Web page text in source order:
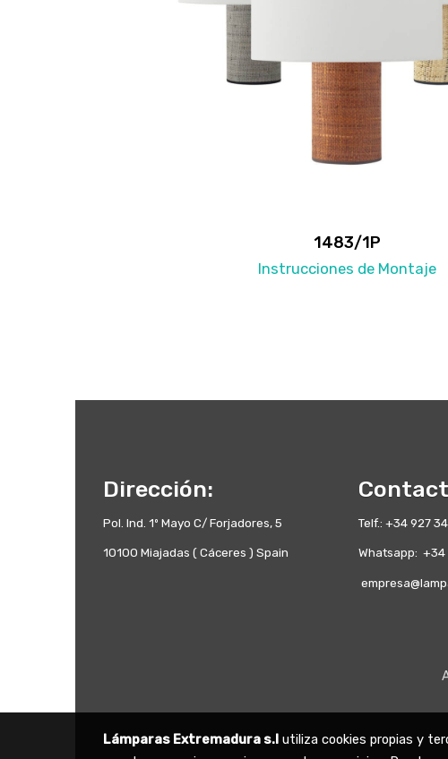
1483/1P
Instrucciones de Montaje
Dirección:
Pol. Ind. 1º Mayo C/ Forjadores, 5
10100 Miajadas ( Cáceres ) Spain
Telf.: +34 927
Whatsapp: +34
Lámparas Extremadura s.lutiliza cookies propias y